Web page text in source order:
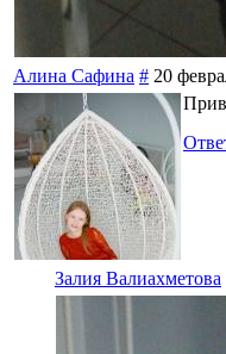
Алина Сафина # 20
Залия Валиахметова